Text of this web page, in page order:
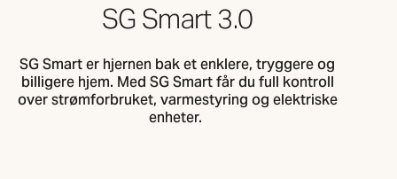
SG Smart 3.0
SG Smart er hjernen bak et enklere, tryggere og
billigere hjem. Med SG Smart får du full kontroll
over strømforbruket, varmestyring og elektriske
enheter.